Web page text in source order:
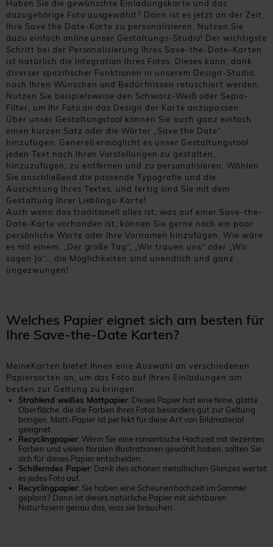
Haben Sie die gewünschte Einladungskarte und das
dazugehörige Foto ausgewählt? Dann ist es jetzt an der Zeit,
Ihre Save the Date-Karte zu personalisieren. Nutzen Sie
dazu einfach online unser Gestaltungs-Studio! Der wichtigste
Schritt bei der Personalisierung Ihres Save-the-Date-Karten
ist natürlich die Integration Ihres Fotos. Dieses kann, dank
diverser spezifischer Funktionen in unserem Design-Studio,
nach Ihren Wünschen und Bedürfnissen retuschiert werden.
Nutzen Sie beispielsweise den Schwarz-Weiß oder Sepia-
Filter, um Ihr Foto an das Design der Karte anzupassen.
Über unser Gestaltungstool können Sie auch ganz einfach
einen kurzen Satz oder die Wörter „Save the Date“
hinzufügen. Generell ermöglicht es unser Gestaltungstool
jeden Text nach Ihren Vorstellungen zu gestalten,
hinzuzufügen, zu entfernen und zu personalisieren. Wählen
Sie anschließend die passende Typografie und die
Ausrichtung Ihres Textes, und fertig sind Sie mit dem
Gestaltung Ihrer Lieblings-Karte!
Auch wenn das traditionell alles ist, was auf einer Save-the-
Date-Karte vorhanden ist, können Sie gerne noch ein paar
persönliche Worte oder Ihre Vornamen hinzufügen. Wie wäre
es mit einem: „Der große Tag“, „Wir trauen uns“ oder „Wir
sagen Ja“… die Möglichkeiten sind unendlich und ganz
ungezwungen!
Welches Papier eignet sich am besten für
Ihre Save-the-Date Karten?
MeineKarten bietet Ihnen eine Auswahl an verschiedenen
Papiersorten an, um das Foto auf Ihren Einladungen am
besten zur Geltung zu bringen.
Strahlend weißes Mattpapier: Dieses Papier hat eine feine, glatte
Oberfläche, die die Farben Ihres Fotos besonders gut zur Geltung
bringen. Matt-Papier ist perfekt für diese Art von Bildmaterial
geeignet.
Recyclingpapier: Wenn Sie eine romantische Hochzeit mit dezenten
Farben und vielen floralen Illustrationen gewählt haben, sollten Sie
sich für dieses Papier entscheiden.
Schillerndes Papier: Dank des schönen metallischen Glanzes wertet
es jedes Foto auf.
Recyclingpapier: Sie haben eine Scheunenhochzeit im Sommer
geplant? Dann ist dieses natürliche Papier mit sichtbaren
Naturfasern genau das, was sie brauchen.